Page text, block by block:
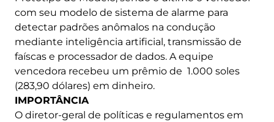
com seu modelo de sistema de alarme para
detectar padrões anômalos na condução
mediante inteligência artificial, transmissão de
faíscas e processador de dados. A equipe
vencedora recebeu um prêmio de 1.000 soles
(283,90 dólares) em dinheiro.
IMPORTÂNCIA
O diretor-geral de políticas e regulamentos em